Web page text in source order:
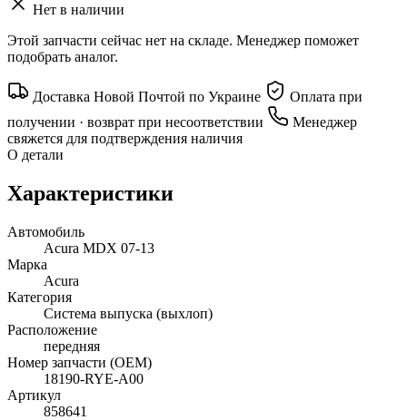
Нет в наличии
Этой запчасти сейчас нет на складе. Менеджер поможет
подобрать аналог.
Доставка Новой Почтой по Украине
Оплата при
получении · возврат при несоответствии
Менеджер
свяжется для подтверждения наличия
О детали
Характеристики
Автомобиль
Acura MDX 07-13
Марка
Acura
Категория
Система выпуска (выхлоп)
Расположение
передняя
Номер запчасти (OEM)
18190-RYE-A00
Артикул
858641